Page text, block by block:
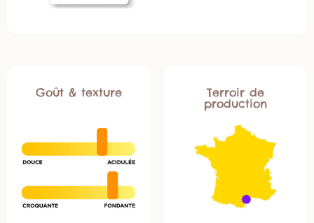
Goût & texture
Terroir de
production